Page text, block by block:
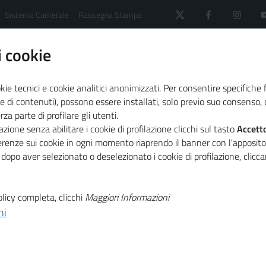
Sistema Camerale Rassegna Stampa
sistema camerale
Primo Piano
UE nel nuovo numero di "Unioncamere Economia &
UE nel
tecnici e cookie analitici anonimizzati. Per consentire
di contenuti), possono essere installati, solo previo suo
parte di profilare gli utenti.
senza abilitare i cookie di profilazione clicchi sul tasto
sui cookie in ogni momento riaprendo il banner con
aver selezionato o deselezionato i cookie di profilazione,
completa, clicchi Maggiori Informazioni